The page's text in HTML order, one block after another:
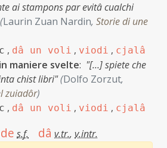
ai stampons par evitâ cualchi
(Laurin Zuan Nardin, Storie di une
, dâ un voli , viodi , cjalâ
maniere svelte: "[…] spiete che
chist libri"(Dolfo Zorzut,
zuiadôr)
, dâ un voli , viodi , cjalâ
s.f. dâ v.tr., v.intr.